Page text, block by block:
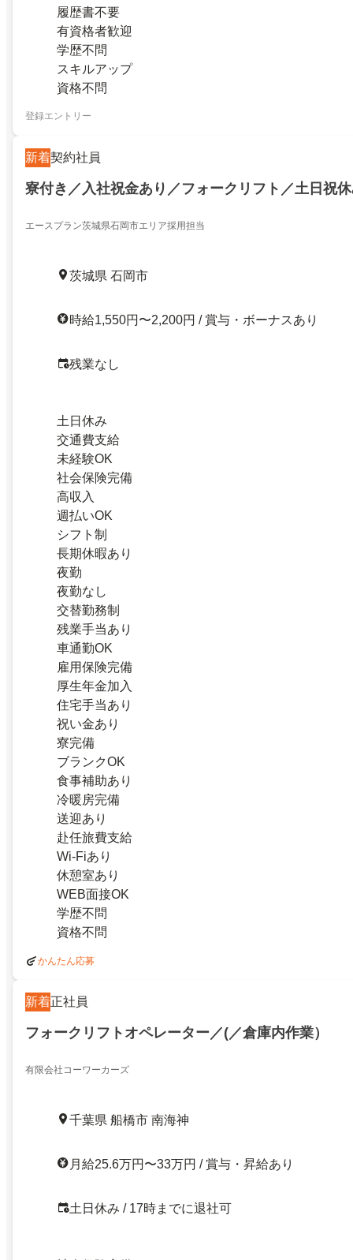
履歴書不要
有資格者歓迎
学歴不問
スキルアップ
資格不問
登録エントリー
新着契約社員
寮付き／入社祝金あり／フォークリフト／土日祝
エースプラン茨城県石岡市エリア採用担当
茨城県 石岡市
時給1,550円〜2,200円 / 賞与・ボーナスあり
残業なし
土日休み
交通費支給
未経験OK
社会保険完備
高収入
週払いOK
シフト制
長期休暇あり
夜勤
夜勤なし
交替勤務制
残業手当あり
車通勤OK
雇用保険完備
厚生年金加入
住宅手当あり
祝い金あり
寮完備
ブランクOK
食事補助あり
冷暖房完備
送迎あり
赴任旅費支給
Wi-Fiあり
休憩室あり
WEB面接OK
学歴不問
資格不問
かんたん応募
新着正社員
フォークリフトオペレーター／(／倉庫内作業）
有限会社コーワーカーズ
千葉県 船橋市 南海神
月給25.6万円〜33万円 / 賞与・昇給あり
土日休み / 17時までに退社可